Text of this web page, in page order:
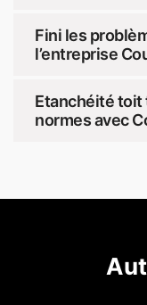
Fini les
l’entreprise
Etanchéité toit
normes avec